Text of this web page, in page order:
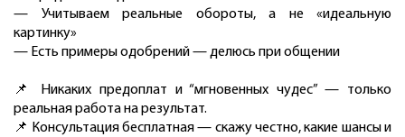
— Учитываем реальные обороты, а не «идеальную
картинку»
— Есть примеры одобрений — делюсь при общении
📌 Никаких предоплат и “мгновенных чудес” — только
реальная работа на результат.
📌 Консультация бесплатная — скажу честно, какие шансы и